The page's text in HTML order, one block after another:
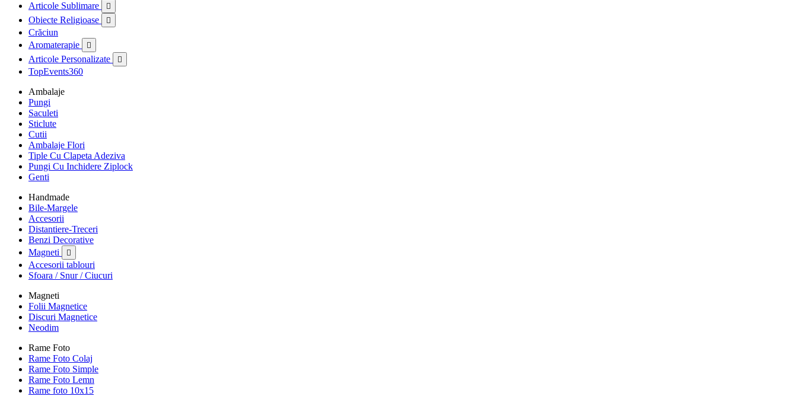
Articole Sublimare 
Obiecte Religioase 
Crăciun
Aromaterapie

Articole Personalizate 
TopEvents360
Ambalaje
Pungi
Saculeti
Sticlute
Cutii
Ambalaje Flori
Tiple Cu Clapeta Adeziva
Pungi Cu Inchidere Ziplock
Genti
Handmade
Bile-Margele
Accesorii
Distantiere-Treceri
Benzi Decorative
Magneti

Accesorii tablouri
Sfoara / Snur / Ciucuri
Magneti
Folii Magnetice
Discuri Magnetice
Neodim
Rame Foto
Rame Foto Colaj
Rame Foto Simple
Rame Foto Lemn
Rame foto 10x15